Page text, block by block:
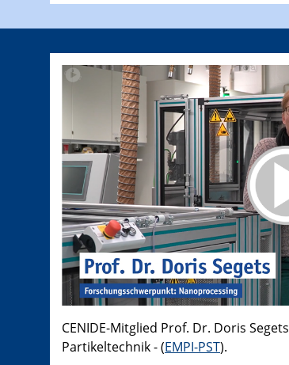
CENIDE-Mitglied Prof. Dr. Doris
Partikeltechnik - (EMPI-PST).